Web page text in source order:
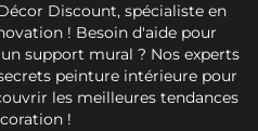
Discount, spécialiste en
! Besoin d'aide pour
support mural ? Nos experts
peinture intérieure pour
les meilleures tendances
!